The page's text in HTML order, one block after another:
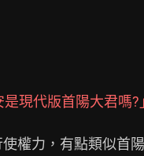
現代版首陽大君嗎?
權力，有點類似首